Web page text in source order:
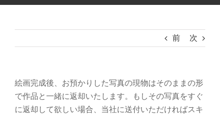
前 次
絵画完成後、お預かりした写真の現物はそのままの形
で作品と一緒に返却いたします。もしその写真をすぐ
に返却して欲しい場合、当社に送付いただければスキ